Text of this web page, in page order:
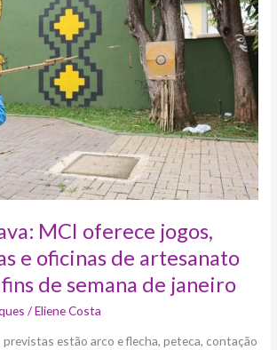
MCI oferece jogos,
e oficinas de artesanato
de semana de janeiro
/Eliene Costa
estão arco e flecha, peteca, contação